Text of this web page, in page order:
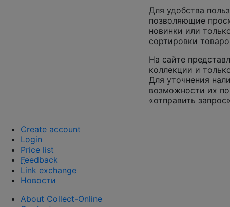
Для удобства
позволяющие
новинки или
сортировки
На сайте
коллекции и
Для уточнения
возможности их
«отправить
Create account
Login
Price list
Feedback
Link exchange
Новости
About Collect-Online